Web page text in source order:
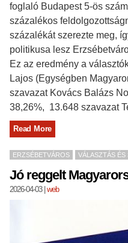
foglaló Budapest 5-ös
százalékos
százalékát szerezte meg,
politikusa lesz
Ez az eredmény a
Lajos (Egységben
szavazat Kovács Balázs
38,26%, 13.648 szavazat
Read More
ERZSÉBETVÁROS VÁLASZTÁS ÉS
Jó reggelt
2026-04-03| web